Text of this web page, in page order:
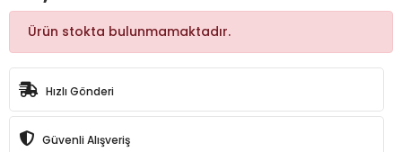
Ürün stokta bulunmamaktadır.
Hızlı Gönderi
Güvenli Alışveriş